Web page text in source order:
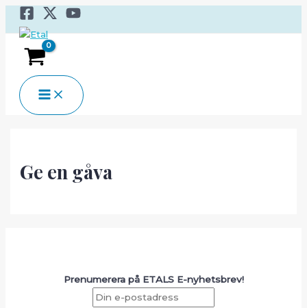
Hoppa
MAIN
MENU
Ge en gåva
Prenumerera på ETALS E-nyhetsbrev!